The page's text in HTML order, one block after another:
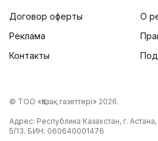
Договор оферты
Реклама
Контакты
О
© ТОО «Қазақ газеттері» 2026.
Адрес: Республика Казахстан, г.
5/13. БИН: 060640001476